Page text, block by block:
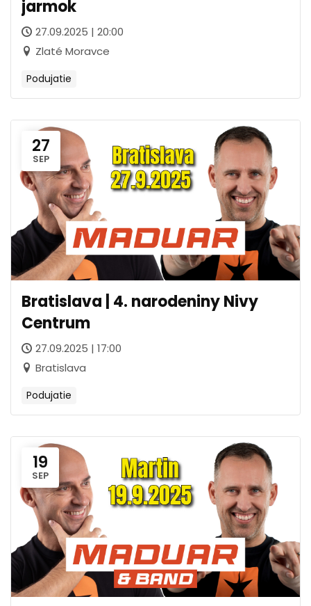
jarmok
27.09.2025 | 20:00
Zlaté Moravce
Podujatie
27
SEP
Bratislava | 4. narodeniny Nivy
Centrum
27.09.2025 | 17:00
Bratislava
Podujatie
19
SEP